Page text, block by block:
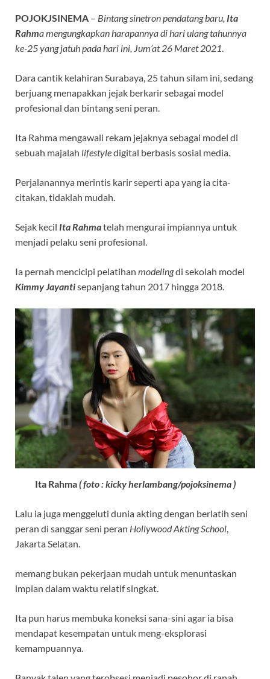
POJOKJSINEMA – Bintang sinetron pendatang baru, Ita
Rahma mengungkapkan harapannya di hari ulang tahunnya
ke-25 yang jatuh pada hari ini, Jum’at 26 Maret 2021.
Dara cantik kelahiran Surabaya, 25 tahun silam ini, sedang
berjuang menapakkan jejak berkarir sebagai model
profesional dan bintang seni peran.
Ita Rahma mengawali rekam jejaknya sebagai model di
sebuah majalah lifestyledigital berbasis sosial media.
Perjalanannya merintis karir seperti apa yang ia cita-
citakan, tidaklah mudah.
Sejak kecil Ita Rahmatelah mengurai impiannya untuk
menjadi pelaku seni profesional.
Ia pernah mencicipi pelatihan modelingdi sekolah model
Kimmy Jayantisepanjang tahun 2017 hingga 2018.
Ita Rahma( foto : kicky herlambang/pojoksinema )
Lalu ia juga menggeluti dunia akting dengan berlatih seni
peran di sanggar seni peran Hollywood Akting School,
Jakarta Selatan.
memang bukan pekerjaan mudah untuk menuntaskan
impian dalam waktu relatif singkat.
Ita pun harus membuka koneksi sana-sini agar ia bisa
mendapat kesempatan untuk meng-eksplorasi
kemampuannya.